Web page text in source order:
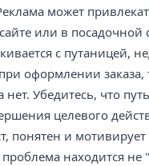
может
или в посадочной
с путаницей,
оформлении заказа,
нет. Убедитесь, что
целевого
понятен и мотивирует
находится не